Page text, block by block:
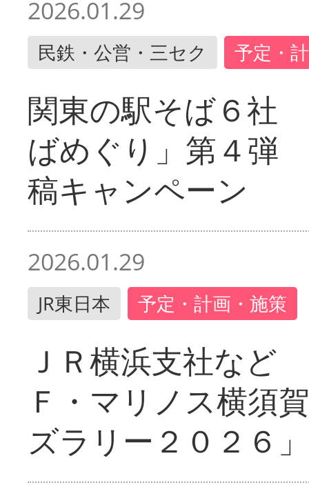
2026.01.29
民鉄・公営・三セク 予定・
関東の駅そば６社
ばめぐり」第４弾
稿キャンペーン
2026.01.29
JR東日本 予定・計画・施策
ＪＲ横浜支社など
Ｆ・マリノス横須
ズラリー２０２６」